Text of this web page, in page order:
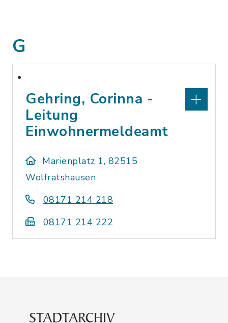
G
Gehring, Corinna -
Leitung
Einwohnermeldeamt
Marienplatz 1, 82515
Wolfratshausen
08171 214 218
08171 214 222